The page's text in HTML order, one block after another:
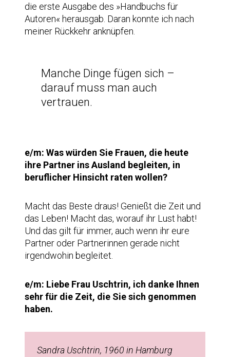
die erste Ausgabe des »Handbuchs für
Autoren« herausgab. Daran konnte ich nach
meiner Rückkehr anknüpfen.
Manche Dinge fügen sich –
darauf muss man auch
vertrauen.
e/m: Was würden Sie Frauen, die heute
ihre Partner ins Ausland begleiten, in
beruflicher Hinsicht raten wollen?
Macht das Beste draus! Genießt die Zeit und
das Leben! Macht das, worauf ihr Lust habt!
Und das gilt für immer, auch wenn ihr eure
Partner oder Partnerinnen gerade nicht
irgendwohin begleitet.
e/m: Liebe Frau Uschtrin, ich danke Ihnen
sehr für die Zeit, die Sie sich genommen
haben.
Sandra Uschtrin, 1960 in Hamburg